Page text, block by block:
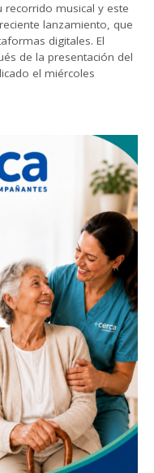
recorrido musical y este
lanzamiento, que
digitales. El
de la presentación del
el miércoles